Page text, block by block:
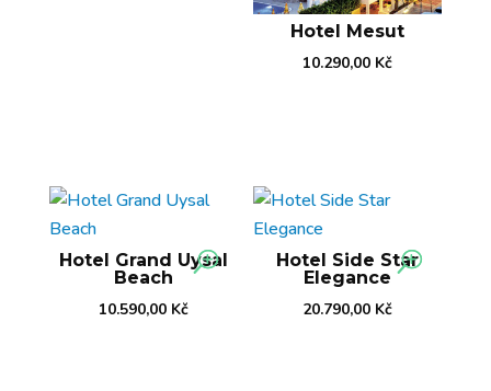
Hotel Mesut
10.290,00 Kč
Hotel Grand Uysal
Beach
10.590,00 Kč
Hotel Side Star
Elegance
20.790,00 Kč